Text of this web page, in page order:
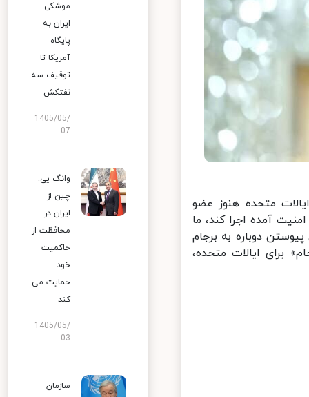
متحده هنوز عضو
را آنطور که در قطعنامه ۲۲۳۱ شورای امنیت آمده اجرا کند، ما
دوباره به برجام
برای ایالات متحده،
موشکی
ایران به
پایگاه
آمریکا تا
توقیف سه
نفتکش
1405/05/
07
وانگ یی:
چین از
ایران در
محافظت از
حاکمیت
خود
حمایت می
کند
1405/05/
03
سازمان